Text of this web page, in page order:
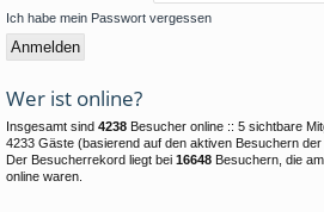
Ich habe mein Passwort vergessen
Wer ist online?
Insgesamt sind 4238 Besucher online :: 5 sichtbare
4233 Gäste (basierend auf den aktiven Besuchern der
Der Besucherrekord liegt bei 16648 Besuchern, die
online waren.